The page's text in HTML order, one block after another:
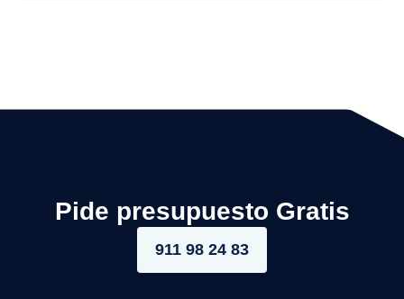
Pide presupuesto Gratis
911 98 24 83